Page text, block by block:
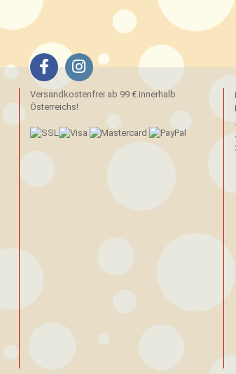
Versandkostenfrei ab 99 € innerhalb
Österreichs!